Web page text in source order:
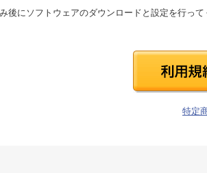
後にソフトウェアのダウンロードと設定を行って
特定